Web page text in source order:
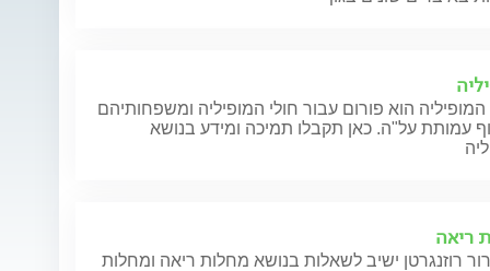
המופיליה הוא פורום עבור חולי המופיליה ומשפחותיהם
עמותת על"ה. כאן תקבלו תמיכה ומידע בנושא
ריאה
רוזנגרטן ישיב לשאלות בנושא מחלות ריאה ומחלות